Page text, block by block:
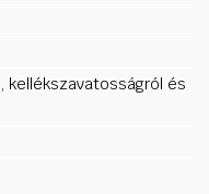
kellékszavatosságról és